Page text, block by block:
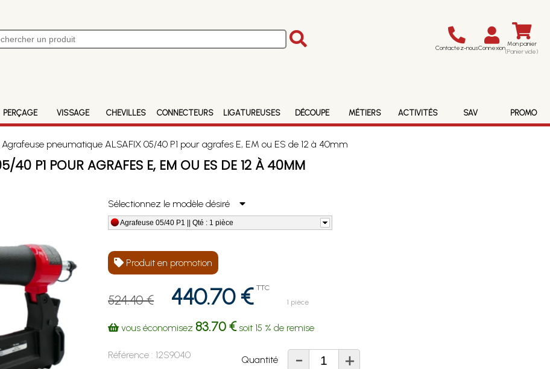
Contactez-nousConnexion Mon panier
(Panier vide)
PERÇAGE VISSAGE CHEVILLES CONNECTEURS LIGATUREUSES DÉCOUPE MÉTIERS ACTIVITÉS SAV PROMO
pneumatique ALSAFIX 05/40 P1 pour agrafes E, EM ou ES de 12 à 40mm
40 P1 POUR AGRAFES E, EM OU ES DE 12 À 40MM
Sélectionnez le modèle désiré
Agrafeuse 05/40 P1 || Qté : 1 pièce
Produit en promotion
524.40 € 440.70 € TTC
1 pièce
vous économisez83.70 €soit 15 % de remise
Référence : 12S9040 Quantité - +